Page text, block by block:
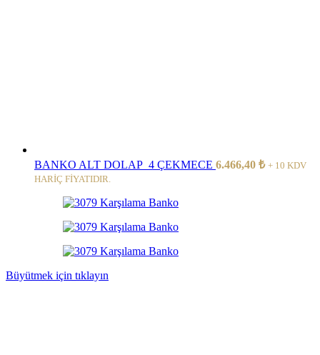
BANKO ALT DOLAP_4 ÇEKMECE 6.466,40 ₺ + 10 KDV
HARİÇ FİYATIDIR.
Büyütmek için tıklayın